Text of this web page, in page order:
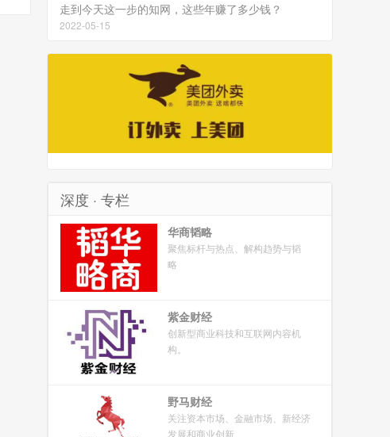
走到今天这一步的知网，这些年赚了多少钱？
2022-05-15
深度 · 专栏
华商韬略
聚焦标杆与热点、解构趋势与韬
略
紫金财经
创新型商业科技和互联网内容机
构。
野马财经
关注资本市场、金融市场、新经济
发展和商业创新